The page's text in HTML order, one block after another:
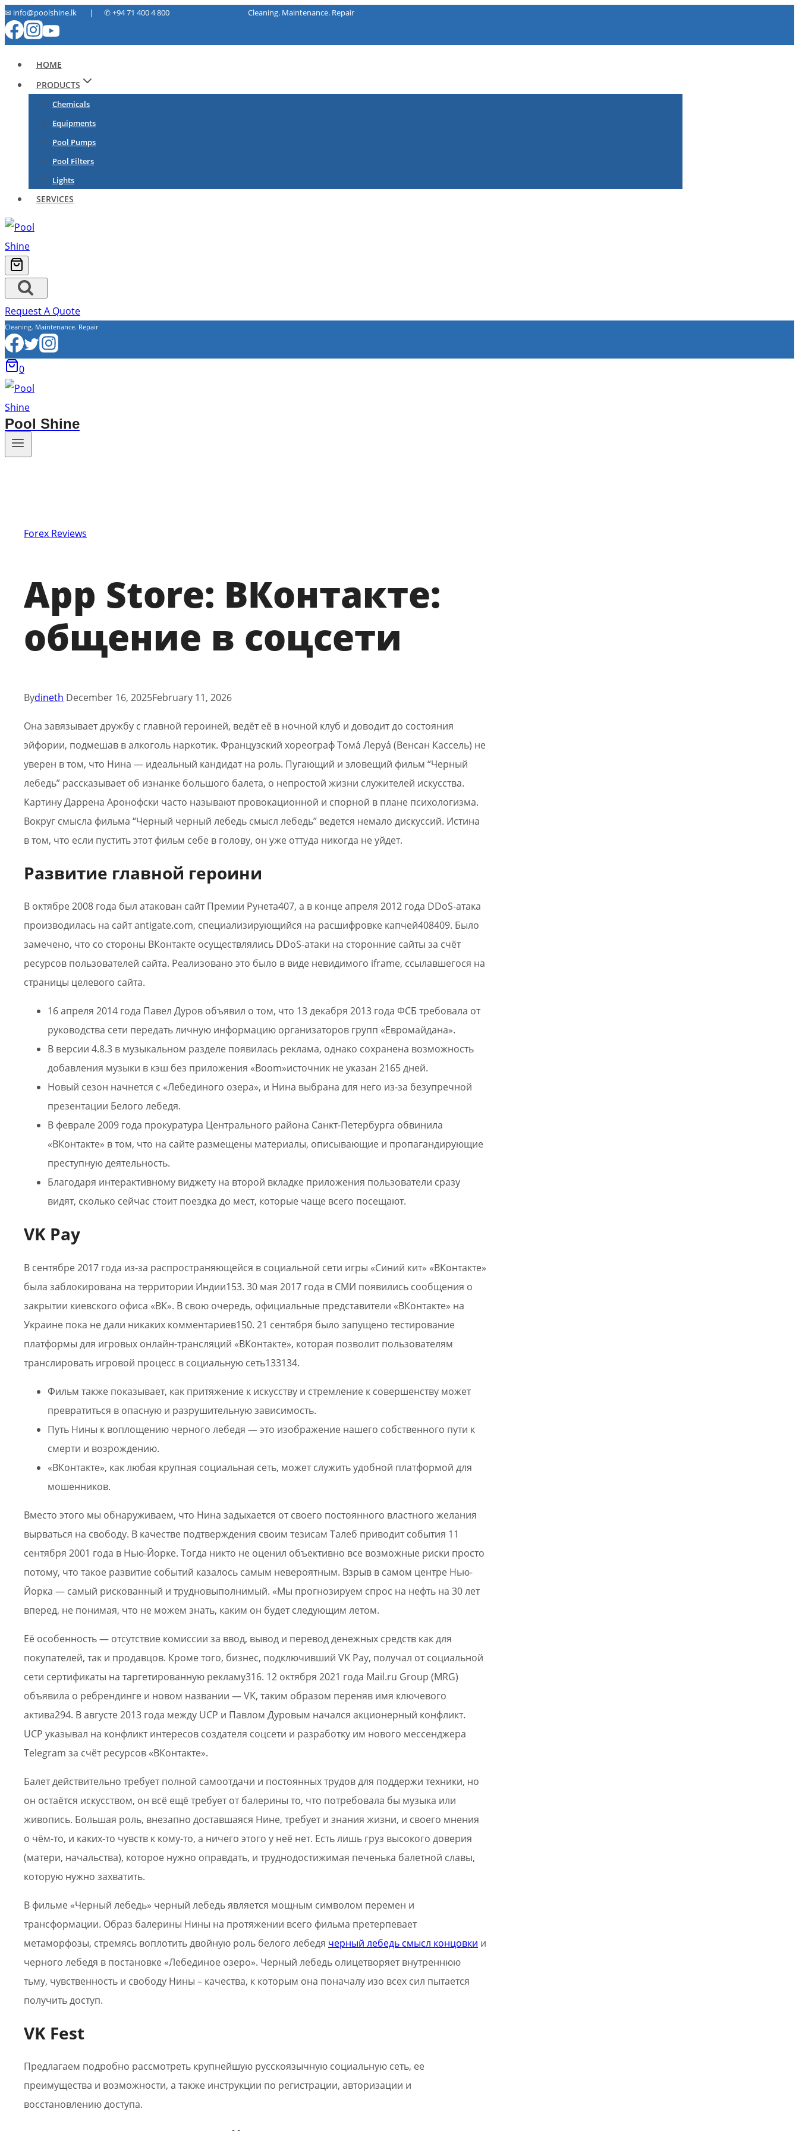
Skip
to
✉ info@poolshine.lk | ✆+94 71 400 4 800 Cleaning. Maintenance. Repair
HOME
PRODUCTS
Chemicals
Equipments
Pool Pumps
Pool Filters
Lights
SERVICES
Request A Quote
Cleaning. Maintenance. Repair
0
Pool Shine
Forex Reviews
‎App Store: ВКонтакте:
общение в соцсети
Bydineth December 16, 2025February 11, 2026
Она завязывает дружбу с главной героиней, ведёт её в ночной клуб и доводит до состояния
эйфории, подмешав в алкоголь наркотик. Французский хореограф Тома́ Леруа́ (Венсан Кассель) не
уверен в том, что Нина — идеальный кандидат на роль. Пугающий и зловещий фильм “Черный
лебедь” рассказывает об изнанке большого балета, о непростой жизни служителей искусства.
Картину Даррена Аронофски часто называют провокационной и спорной в плане психологизма.
Вокруг смысла фильма “Черный черный лебедь смысл лебедь” ведется немало дискуссий. Истина
в том, что если пустить этот фильм себе в голову, он уже оттуда никогда не уйдет.
Развитие главной героини
В октябре 2008 года был атакован сайт Премии Рунета407, а в конце апреля 2012 года DDoS-атака
производилась на сайт antigate.com, специализирующийся на расшифровке капчей408409. Было
замечено, что со стороны ВКонтакте осуществлялись DDoS-атаки на сторонние сайты за счёт
ресурсов пользователей сайта. Реализовано это было в виде невидимого iframe, ссылавшегося на
страницы целевого сайта.
16 апреля 2014 года Павел Дуров объявил о том, что 13 декабря 2013 года ФСБ требовала от
руководства сети передать личную информацию организаторов групп «Евромайдана».
В версии 4.8.3 в музыкальном разделе появилась реклама, однако сохранена возможность
добавления музыки в кэш без приложения «Boom»источник не указан 2165 дней.
Новый сезон начнется с «Лебединого озера», и Нина выбрана для него из-за безупречной
презентации Белого лебедя.
В феврале 2009 года прокуратура Центрального района Санкт-Петербурга обвинила
«ВКонтакте» в том, что на сайте размещены материалы, описывающие и пропагандирующие
преступную деятельность.
Благодаря интерактивному виджету на второй вкладке приложения пользователи сразу
видят, сколько сейчас стоит поездка до мест, которые чаще всего посещают.
VK Pay
В сентябре 2017 года из-за распространяющейся в социальной сети игры «Синий кит» «ВКонтакте»
была заблокирована на территории Индии153. 30 мая 2017 года в СМИ появились сообщения о
закрытии киевского офиса «ВК». В свою очередь, официальные представители «ВКонтакте» на
Украине пока не дали никаких комментариев150. 21 сентября было запущено тестирование
платформы для игровых онлайн-трансляций «ВКонтакте», которая позволит пользователям
транслировать игровой процесс в социальную сеть133134.
Фильм также показывает, как притяжение к искусству и стремление к совершенству может
превратиться в опасную и разрушительную зависимость.
Путь Нины к воплощению черного лебедя — это изображение нашего собственного пути к
смерти и возрождению.
«ВКонтакте», как любая крупная социальная сеть, может служить удобной платформой для
мошенников.
Вместо этого мы обнаруживаем, что Нина задыхается от своего постоянного властного желания
вырваться на свободу. В качестве подтверждения своим тезисам Талеб приводит события 11
сентября 2001 года в Нью-Йорке. Тогда никто не оценил объективно все возможные риски просто
потому, что такое развитие событий казалось самым невероятным. Взрыв в самом центре Нью-
Йорка — самый рискованный и трудновыполнимый. «Мы прогнозируем спрос на нефть на 30 лет
вперед, не понимая, что не можем знать, каким он будет следующим летом.
Её особенность — отсутствие комиссии за ввод, вывод и перевод денежных средств как для
покупателей, так и продавцов. Кроме того, бизнес, подключивший VK Pay, получал от социальной
сети сертификаты на таргетированную рекламу316. 12 октября 2021 года Mail.ru Group (MRG)
объявила о ребрендинге и новом названии — VK, таким образом переняв имя ключевого
актива294. В августе 2013 года между UCP и Павлом Дуровым начался акционерный конфликт.
UCP указывал на конфликт интересов создателя соцсети и разработку им нового мессенджера
Telegram за счёт ресурсов «ВКонтакте».
Балет действительно требует полной самоотдачи и постоянных трудов для поддержи техники, но
он остаётся искусством, он всё ещё требует от балерины то, что потребовала бы музыка или
живопись. Большая роль, внезапно доставшаяся Нине, требует и знания жизни, и своего мнения
о чём-то, и каких-то чувств к кому-то, а ничего этого у неё нет. Есть лишь груз высокого доверия
(матери, начальства), которое нужно оправдать, и труднодостижимая печенька балетной славы,
которую нужно захватить.
В фильме «Черный лебедь» черный лебедь является мощным символом перемен и
трансформации. Образ балерины Нины на протяжении всего фильма претерпевает
метаморфозы, стремясь воплотить двойную роль белого лебедя черный лебедь смысл концовки и
черного лебедя в постановке «Лебединое озеро». Черный лебедь олицетворяет внутреннюю
тьму, чувственность и свободу Нины – качества, к которым она поначалу изо всех сил пытается
получить доступ.
VK Fest
Предлагаем подробно рассмотреть крупнейшую русскоязычную социальную сеть, ее
преимущества и возможности, а также инструкции по регистрации, авторизации и
восстановлению доступа.